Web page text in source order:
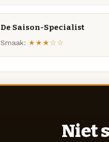
De Saison-Specialist
Smaak: ★★★☆☆
Niet